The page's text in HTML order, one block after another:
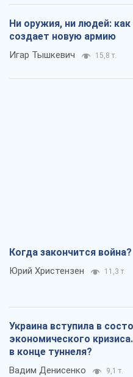
Ни оружия, ни людей:
создает новую армию
Игар Тышкевич 15,8 т.
Когда закончится война?
Юрий Христензен 11,3 т.
Украина вступила в
экономического
в конце туннеля?
Вадим Денисенко 9,1 т.